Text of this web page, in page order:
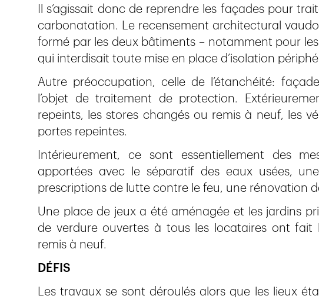
Il s’agissait donc de reprendre les façades pour
carbonatation. Le recensement architectural
formé par les deux bâtiments – notamment pour
qui interdisait toute mise en place d’isolation
Autre préoccupation, celle de l’étanchéité:
l’objet de traitement de protection.
repeints, les stores changés ou remis à neuf, les
portes repeintes.
Intérieurement, ce sont essentiellement des
apportées avec le séparatif des eaux usées,
prescriptions de lutte contre le feu, une rénovation
Une place de jeux a été aménagée et les jardins
de verdure ouvertes à tous les locataires ont fait
remis à neuf.
DÉFIS
Les travaux se sont déroulés alors que les lieux